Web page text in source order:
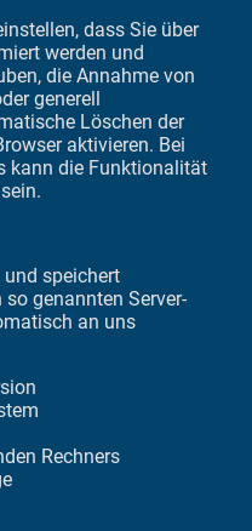
dass Sie über
werden und
die Annahme von
generell
Löschen der
aktivieren. Bei
kann die Funktionalität
und speichert
genannten Server-
an uns
Rechners